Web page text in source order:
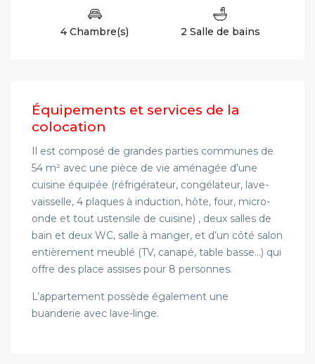
4 Chambre(s) 2 Salle de bains
Équipements et services de la
colocation
Il est composé de grandes parties communes de
54 m² avec une pièce de vie aménagée d’une
cuisine équipée (réfrigérateur, congélateur, lave-
vaisselle, 4 plaques à induction, hôte, four, micro-
onde et tout ustensile de cuisine) , deux salles de
bain et deux WC, salle à manger, et d’un côté salon
entièrement meublé (TV, canapé, table basse…) qui
offre des place assises pour 8 personnes.
L’appartement possède également une
buanderie avec lave-linge.